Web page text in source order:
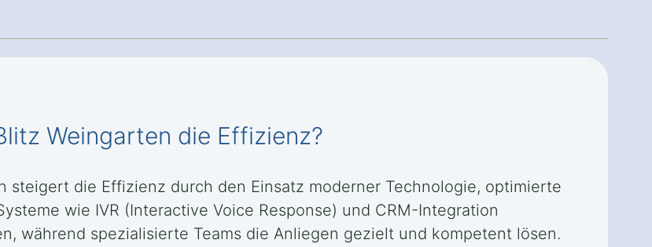
Weingarten die Effizienz?
steigert die Effizienz durch den Einsatz moderner Technologie, optimierte
wie IVR (Interactive Voice Response) und CRM-Integration
während spezialisierte Teams die Anliegen gezielt und kompetent lösen.